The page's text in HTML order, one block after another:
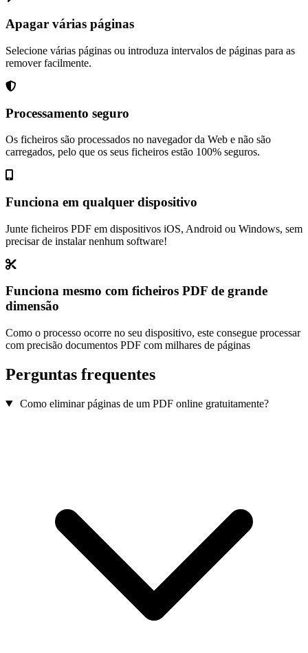
Apagar várias páginas
Selecione várias páginas ou introduza intervalos de páginas para as
remover facilmente.
Processamento seguro
Os ficheiros são processados no navegador da Web e não são
carregados, pelo que os seus ficheiros estão 100% seguros.
Funciona em qualquer dispositivo
Junte ficheiros PDF em dispositivos iOS, Android ou Windows, sem
precisar de instalar nenhum software!
Funciona mesmo com ficheiros PDF de grande
dimensão
Como o processo ocorre no seu dispositivo, este consegue processar
com precisão documentos PDF com milhares de páginas
Perguntas frequentes
Como eliminar páginas de um PDF online gratuitamente?